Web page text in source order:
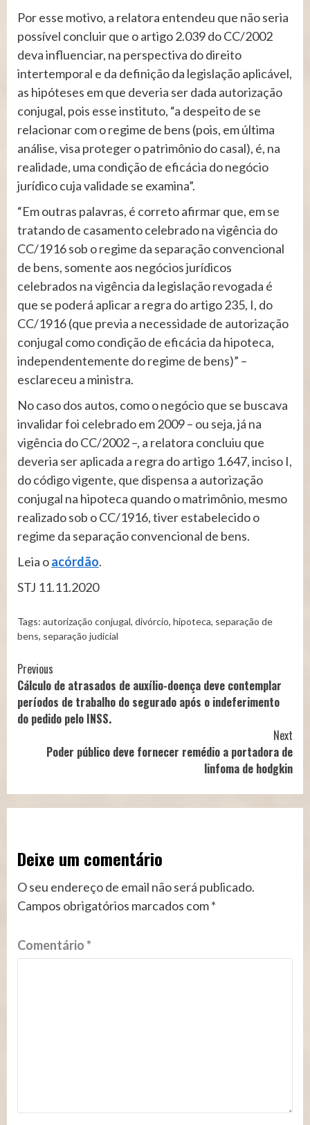
Por esse motivo, a relatora entendeu que não seria
possível concluir que o artigo 2.039 do CC/2002
deva influenciar, na perspectiva do direito
intertemporal e da definição da legislação aplicável,
as hipóteses em que deveria ser dada autorização
conjugal, pois esse instituto, “a despeito de se
relacionar com o regime de bens (pois, em última
análise, visa proteger o patrimônio do casal), é, na
realidade, uma condição de eficácia do negócio
jurídico cuja validade se examina”.
“Em outras palavras, é correto afirmar que, em se
tratando de casamento celebrado na vigência do
CC/1916 sob o regime da separação convencional
de bens, somente aos negócios jurídicos
celebrados na vigência da legislação revogada é
que se poderá aplicar a regra do artigo 235, I, do
CC/1916 (que previa a necessidade de autorização
conjugal como condição de eficácia da hipoteca,
independentemente do regime de bens)” –
esclareceu a ministra.
No caso dos autos, como o negócio que se buscava
invalidar foi celebrado em 2009 – ou seja, já na
vigência do CC/2002 –, a relatora concluiu que
deveria ser aplicada a regra do artigo 1.647, inciso I,
do código vigente, que dispensa a autorização
conjugal na hipoteca quando o matrimônio, mesmo
realizado sob o CC/1916, tiver estabelecido o
regime da separação convencional de bens.
Leia oacórdão.
STJ 11.11.2020
Tags: autorização conjugal, divórcio, hipoteca, separação de
bens, separação judicial
Continue
Reading
Previous
Cálculo de atrasados de auxílio-doença deve contemplar
períodos de trabalho do segurado após o indeferimento
do pedido pelo INSS.
Next
Poder público deve fornecer remédio a portadora de
linfoma de hodgkin
Deixe um comentário
O seu endereço de email não será publicado.
Campos obrigatórios marcados com*
Comentário*